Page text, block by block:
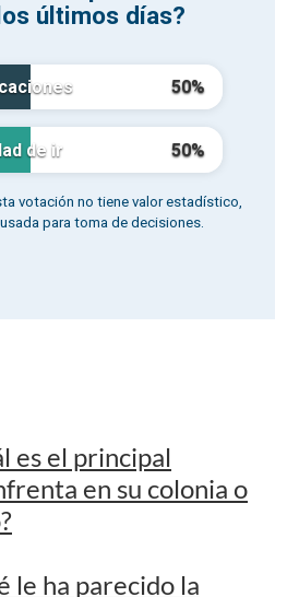
es el principal
en su colonia o
le ha parecido la